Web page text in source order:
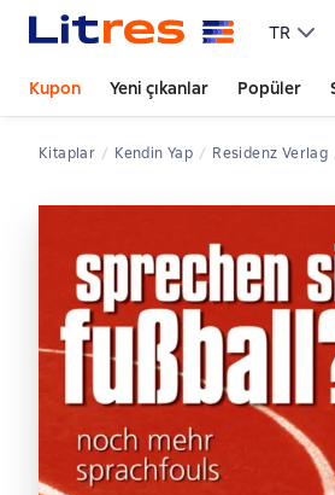
TR
Kupon Yeni çıkanlar Popüler
Kitaplar kendin Yap Residenz Verlag